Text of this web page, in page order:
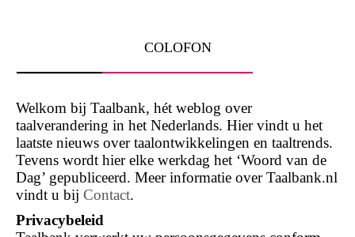
COLOFON
Welkom bij Taalbank, hét weblog over
taalverandering in het Nederlands. Hier vindt u het
laatste nieuws over taalontwikkelingen en taaltrends.
Tevens wordt hier elke werkdag het ‘Woord van de
Dag’ gepubliceerd. Meer informatie over Taalbank.nl
vindt u bij Contact.
Privacybeleid